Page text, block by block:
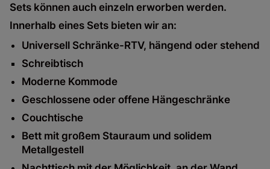
Sets können auch einzeln erworben werden.
Innerhalb eines Sets bieten wir an:
Universell Schränke-RTV, hängend oder stehend
Schreibtisch
Moderne Kommode
Geschlossene oder offene Hängeschränke
Couchtische
Bett mit großem Stauraum und solidem
Metallgestell